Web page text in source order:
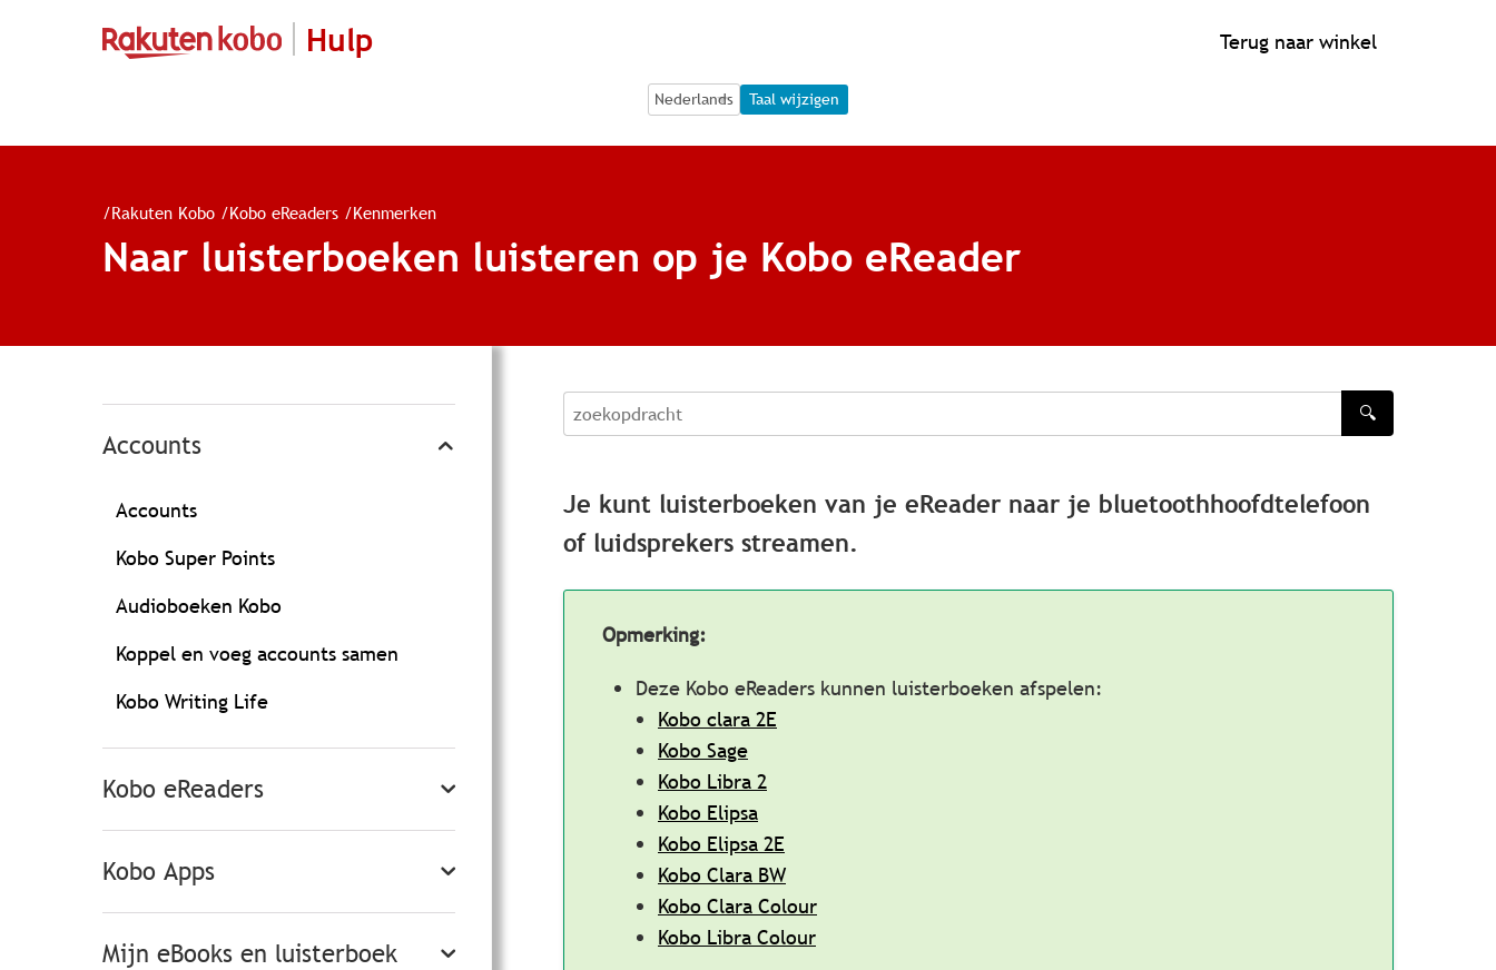
Hulp Terug naar winkel
Language Selection
Language Selection
Taal wijzigen
/Rakuten Kobo /Kobo eReaders /Kenmerken
Naar luisterboeken luisteren op je Kobo eReader
Accounts
Accounts
Kobo Super Points
Audioboeken Kobo
Koppel en voeg accounts samen
Kobo Writing Life
Kobo eReaders
Kobo Apps
Mijn eBooks en luisterboek
zoekopdracht
🔍
Je kunt luisterboeken van je eReader naar je bluetoothhoofdtelefoon
of luidsprekers streamen.
Opmerking:
Deze Kobo eReaders kunnen luisterboeken afspelen:
Kobo clara 2E
Kobo Sage
Kobo Libra 2
Kobo Elipsa
Kobo Elipsa 2E
Kobo Clara BW
Kobo Clara Colour
Kobo Libra Colour